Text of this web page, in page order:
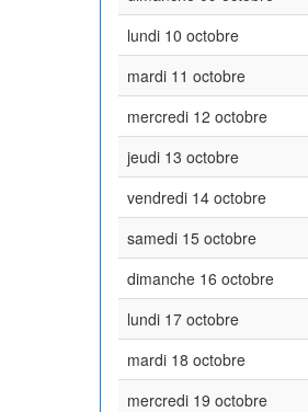
lundi 10 octobre
mardi 11 octobre
mercredi 12 octobre
jeudi 13 octobre
vendredi 14 octobre
samedi 15 octobre
dimanche 16 octobre
lundi 17 octobre
mardi 18 octobre
mercredi 19 octobre